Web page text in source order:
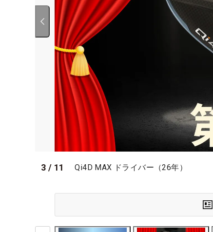
3 / 11 Qi4D MAX ドライバー（26年）